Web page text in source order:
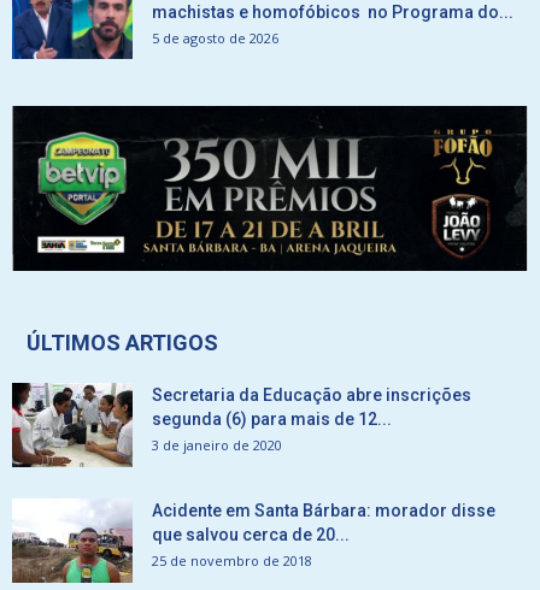
machistas e homofóbicos no Programa do...
5 de agosto de 2026
ÚLTIMOS ARTIGOS
Secretaria da Educação abre inscrições
segunda (6) para mais de 12...
3 de janeiro de 2020
Acidente em Santa Bárbara: morador disse
que salvou cerca de 20...
25 de novembro de 2018